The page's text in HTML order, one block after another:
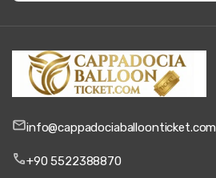
info@cappadociaballoonticket.com
+90 5522388870